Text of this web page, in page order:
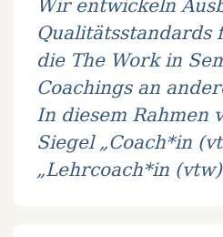
Wir entwickeln
Qualitätsstandards
die The Work in
Coachings an
In diesem Rahmen
Siegel „Coach*in
„Lehrcoach*in